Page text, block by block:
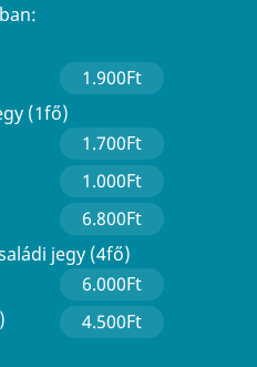
1.900Ft
(1fő)
1.700Ft
1.000Ft
6.800Ft
jegy (4fő)
6.000Ft
4.500Ft